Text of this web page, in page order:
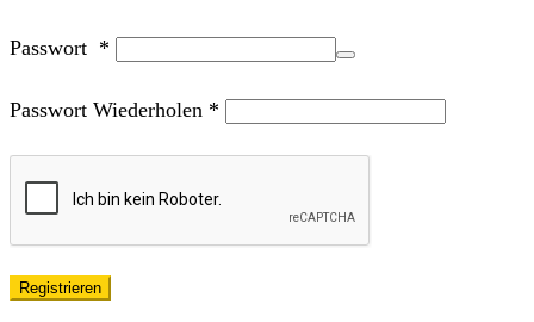
Passwort *
Passwort Wiederholen *
Registrieren